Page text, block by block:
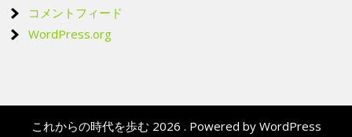
コメントフィード
WordPress.org
これからの時代を歩む 2026 . Powered by WordPress